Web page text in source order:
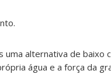
uma alternativa de
água e a força da